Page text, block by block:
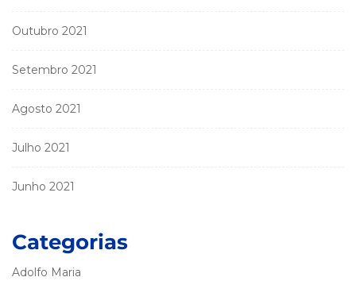
Outubro 2021
Setembro 2021
Agosto 2021
Julho 2021
Junho 2021
Categorias
Adolfo Maria